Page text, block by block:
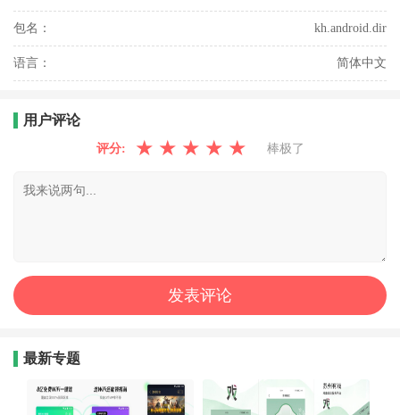
包名： kh.android.dir
语言： 简体中文
用户评论
评分: ★ ★ ★ ★ ★ 棒极了
最新专题